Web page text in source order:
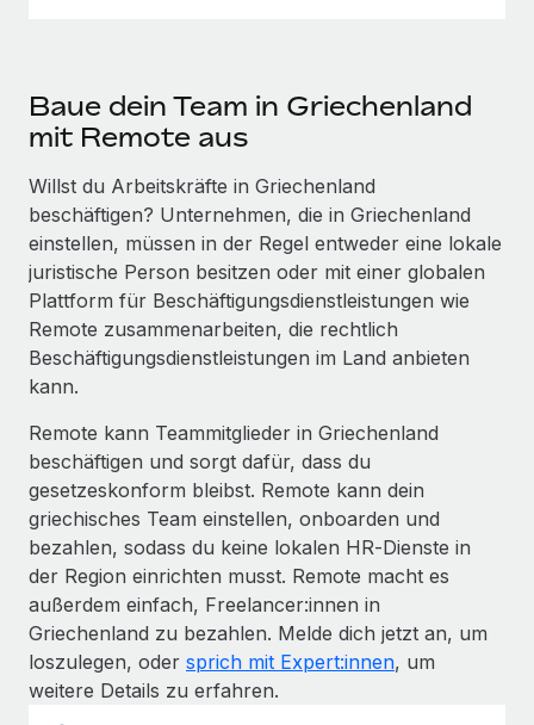
Baue dein Team in Griechenland
mit Remote aus
Willst du Arbeitskräfte in Griechenland
beschäftigen? Unternehmen, die in Griechenland
einstellen, müssen in der Regel entweder eine lokale
juristische Person besitzen oder mit einer globalen
Plattform für Beschäftigungs­dienstleis­tungen wie
Remote zusammenarbeiten, die rechtlich
Beschäftigungsdienstleistungen im Land anbieten
kann.
Remote kann Teammitglieder in Griechenland
beschäftigen und sorgt dafür, dass du
gesetzeskonform bleibst. Remote kann dein
griechisches Team einstellen, onboarden und
bezahlen, sodass du keine lokalen HR‑Dienste in
der Region einrichten musst. Remote macht es
außerdem einfach, Freelancer:innen in
Griechenland zu bezahlen. Melde dich jetzt an, um
loszulegen, oder sprich mit Expert:innen, um
weitere Details zu erfahren.